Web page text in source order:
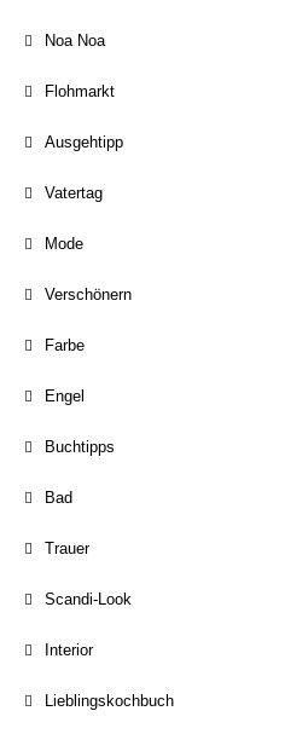
Noa Noa
Flohmarkt
Ausgehtipp
Vatertag
Mode
Verschönern
Farbe
Engel
Buchtipps
Bad
Trauer
Scandi-Look
Interior
Lieblingskochbuch